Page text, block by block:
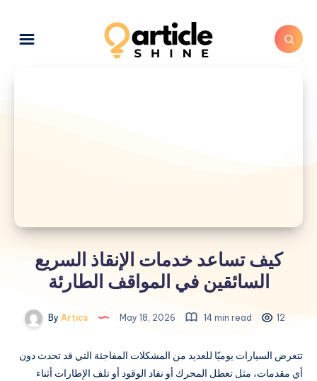
كيف تساعد خدمات الإنقاذ السريع
السائقين في المواقف الطارئة
By Artics May 18, 2026 14 min read 12
تتعرض السيارات يوميًا للعديد من المشكلات المفاجئة التي قد تحدث دون
أي مقدمات، مثل تعطل المحرك أو نفاد الوقود أو تلف الإطارات أثناء